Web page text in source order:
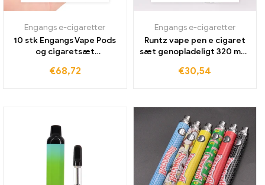
Engangs e-cigaretter
10 stk Engangs Vape Pods
og cigaretsæt
batteritom pod-enhed 1,0
€68,72
Engangs e-cigaretter
Runtz vape pen e cigaret
sæt genopladeligt 320 mah
emballage box Runty 1,0 ml
€30,54